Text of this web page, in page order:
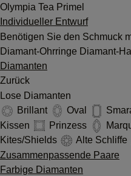
Olympia Tea Primel
Individueller Entwurf
Benötigen Sie den Schmuck
Diamant-Ohrringe Diamant-
Diamanten
Zurück
Lose Diamanten
Brillant
Oval
Kissen
Prinzess
Kites/Shields
Alte Schliffe
Zusammenpassende Paare
Farbige Diamanten